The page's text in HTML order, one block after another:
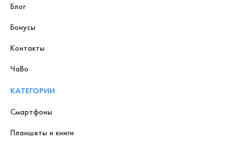
Блог
Бонусы
Контакты
ЧаВо
КАТЕГОРИИ
Смартфоны
Планшеты и книги